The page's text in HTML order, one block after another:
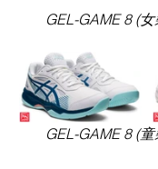
GEL-GAME 8 (
GEL-GAME 8 (